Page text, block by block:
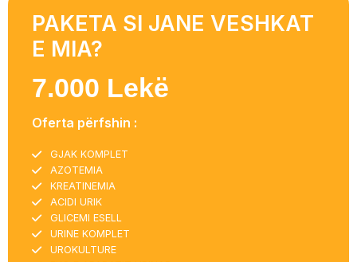
PAKETA SI JANE VESHKAT
E MIA?
7.000 Lekë
Oferta përfshin :
GJAK KOMPLET
AZOTEMIA
KREATINEMIA
ACIDI URIK
GLICEMI ESELL
URINE KOMPLET
UROKULTURE